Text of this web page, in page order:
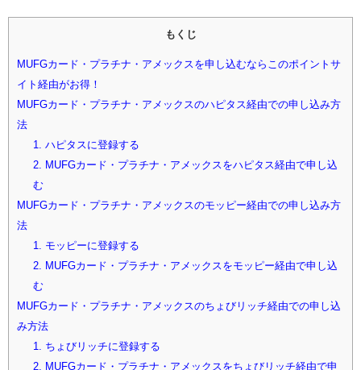
もくじ
MUFGカード・プラチナ・アメックスを申し込むならこのポイントサ
イト経由がお得！
MUFGカード・プラチナ・アメックスのハピタス経由での申し込み方
法
1. ハピタスに登録する
2. MUFGカード・プラチナ・アメックスをハピタス経由で申し込
む
MUFGカード・プラチナ・アメックスのモッピー経由での申し込み方
法
1. モッピーに登録する
2. MUFGカード・プラチナ・アメックスをモッピー経由で申し込
む
MUFGカード・プラチナ・アメックスのちょびリッチ経由での申し込
み方法
1. ちょびリッチに登録する
2. MUFGカード・プラチナ・アメックスをちょびリッチ経由で申